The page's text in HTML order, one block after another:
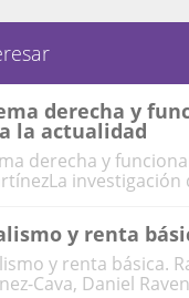
derecha y
la actualidad
derecha y
investigación
y renta
y renta básica.
Cava, Daniel